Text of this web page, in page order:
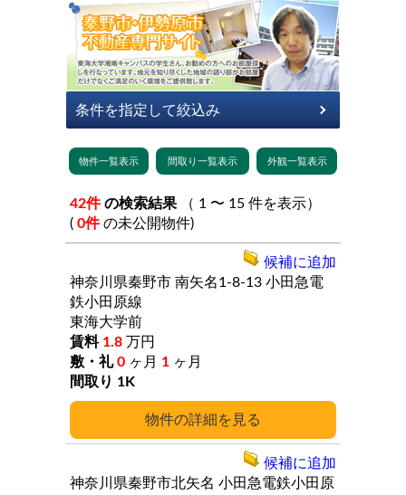
42件 の検索結果
( 0件 の未公開物件)
詳細
神奈川県秦野市 南矢名1-8-13 小田急電
鉄小田原線
東海大学前
1.8 万円
0 ヶ月 1 ヶ月
1K
候補に追加
神奈川県秦野市北矢名 小田急電鉄小田原
候補に追加